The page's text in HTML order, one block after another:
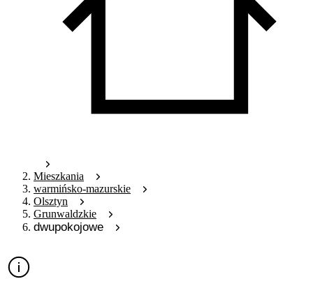
Mieszkania
warmińsko-mazurskie
Olsztyn
Grunwaldzkie
dwupokojowe